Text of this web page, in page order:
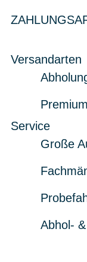
Versandarten
Service
Große
Abhol-